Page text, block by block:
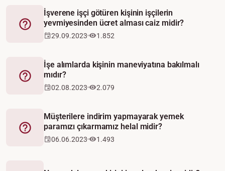
Fetva
İşverene işçi götüren kişinin işçilerin
yevmiyesinden ücret alması caiz midir?
29.09.2023 1.852
Fetva
İşe alımlarda kişinin maneviyatına bakılmalı
mıdır?
02.08.2023 2.079
Fetva
Müşterilere indirim yapmayarak yemek
paramızı çıkarmamız helal midir?
06.06.2023 1.493